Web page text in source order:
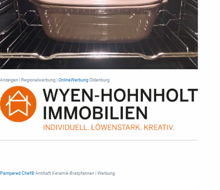
Anzeigen | Regionalwerbung | OnlineWerbung Oldenburg
Pampered Chef® Antihaft Keramik-Bratpfannen | Werbung